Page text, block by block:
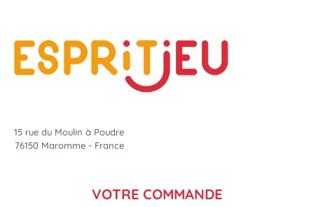
15 rue du Moulin à Poudre
76150 Maromme - France
VOTRE COMMANDE